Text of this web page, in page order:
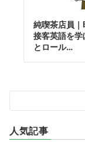
純喫茶店員
接客英語を
とロール…
人気記事